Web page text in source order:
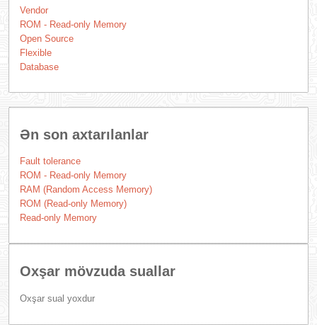
Vendor
ROM - Read-only Memory
Open Source
Flexible
Database
Ən son axtarılanlar
Fault tolerance
ROM - Read-only Memory
RAM (Random Access Memory)
ROM (Read-only Memory)
Read-only Memory
Oxşar mövzuda suallar
Oxşar sual yoxdur